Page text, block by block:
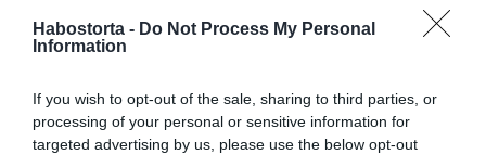
Habostorta - Do Not Process My Personal
Information
If you wish to opt-out of the sale, sharing to third parties, or
processing of your personal or sensitive information for
targeted advertising by us, please use the below opt-out